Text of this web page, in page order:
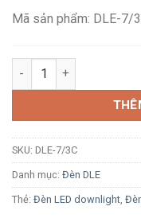
Mã sản phẩm: DLE-7/
Đèn LED âm trần MPE
SKU: DLE-7/3C
Danh mục: Đèn DLE
Thẻ: Đèn LED downlight